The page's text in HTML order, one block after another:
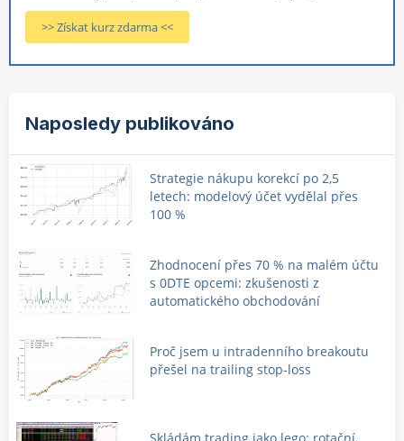
>> Získat kurz zdarma <<
Naposledy publikováno
Strategie nákupu korekcí po 2,5
letech: modelový účet vydělal přes
100 %
Zhodnocení přes 70 % na malém účtu
s 0DTE opcemi: zkušenosti z
automatického obchodování
Proč jsem u intradenního breakoutu
přešel na trailing stop-loss